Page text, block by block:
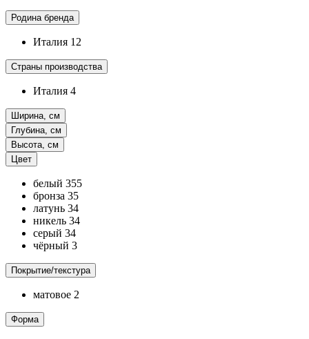
Родина бренда
Италия 12
Страны производства
Италия 4
Ширина, см
Глубина, см
Высота, см
Цвет
белый 355
бронза 35
латунь 34
никель 34
серый 34
чёрный 3
Покрытие/текстура
матовое 2
Форма